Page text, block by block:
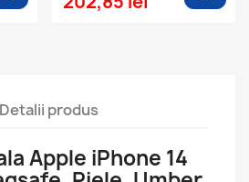
Detalii produs
Apple iPhone 14